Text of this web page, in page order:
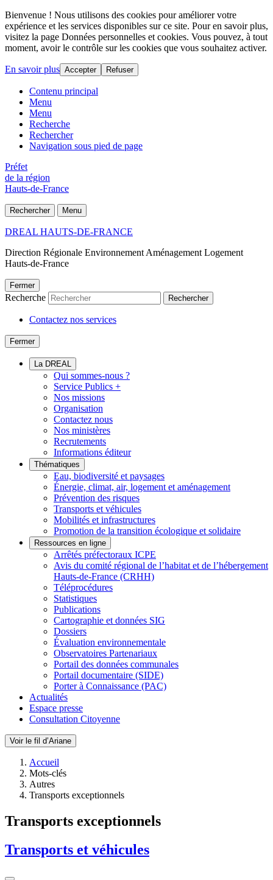
Bienvenue ! Nous utilisons des cookies pour améliorer votre
expérience et les services disponibles sur ce site. Pour en savoir plus,
visitez la page Données personnelles et cookies. Vous pouvez, à tout
moment, avoir le contrôle sur les cookies que vous souhaitez activer.
En savoir plus Accepter Refuser
Contenu principal
Menu
Menu
Recherche
Rechercher
Navigation sous pied de page
Préfet
de la région
Hauts-de-France
Rechercher Menu
DREAL HAUTS-DE-FRANCE
Direction Régionale Environnement Aménagement Logement
Hauts-de-France
Fermer
Recherche Rechercher
Contactez nos services
Fermer
La DREAL
Qui sommes-nous ?
Service Publics +
Nos missions
Organisation
Contactez nous
Nos ministères
Recrutements
Informations éditeur
Thématiques
Eau, biodiversité et paysages
Énergie, climat, air, logement et aménagement
Prévention des risques
Transports et véhicules
Mobilités et infrastructures
Promotion de la transition écologique et solidaire
Ressources en ligne
Arrêtés préfectoraux ICPE
Avis du comité régional de l’habitat et de l’hébergement
Hauts-de-France (CRHH)
Téléprocédures
Statistiques
Publications
Cartographie et données SIG
Dossiers
Évaluation environnementale
Observatoires Partenariaux
Portail des données communales
Portail documentaire (SIDE)
Porter à Connaissance (PAC)
Actualités
Espace presse
Consultation Citoyenne
Voir le fil d’Ariane
Accueil
Mots-clés
Autres
Transports exceptionnels
Transports exceptionnels
Transports et véhicules